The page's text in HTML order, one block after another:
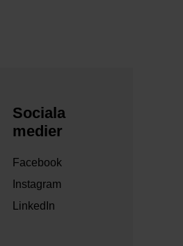
Sociala
medier
Facebook
Instagram
LinkedIn